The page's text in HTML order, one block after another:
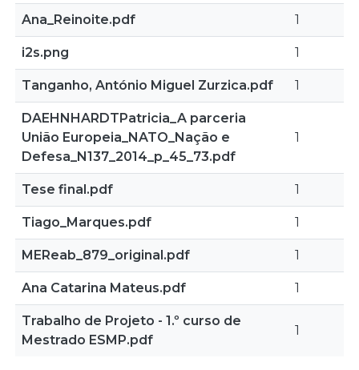
Ana_Reinoite.pdf 1
i2s.png 1
Tanganho, António Miguel Zurzica.pdf 1
DAEHNHARDTPatricia_A parceria
União Europeia_NATO_Nação e
Defesa_N137_2014_p_45_73.pdf
1
Tese final.pdf 1
Tiago_Marques.pdf 1
MEReab_879_original.pdf 1
Ana Catarina Mateus.pdf 1
Trabalho de Projeto - 1.º curso de
Mestrado ESMP.pdf
1